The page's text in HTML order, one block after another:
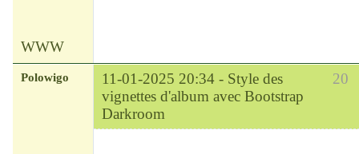
WWW
20
Polowigo 11-01-2025 20:34 - Style des
vignettes d'album avec Bootstrap
Darkroom